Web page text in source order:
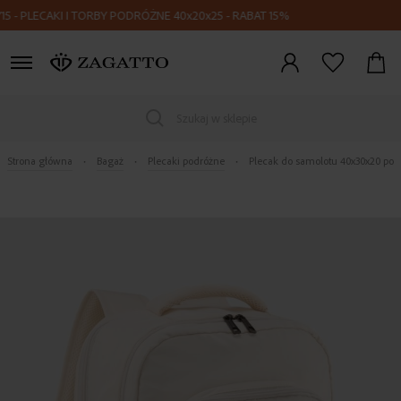
I TORBY PODRÓŻNE 40x20x25 - RABAT 15%
Strona główna Bagaż Plecaki podróżne Plecak do samolotu 40x30x20